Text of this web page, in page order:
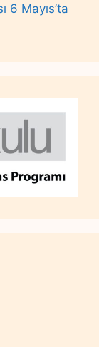
6 Mayıs’ta